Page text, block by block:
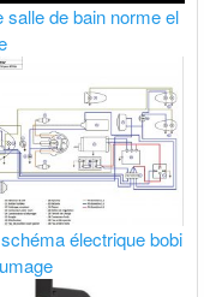
salle de bain norme el
électrique bobi